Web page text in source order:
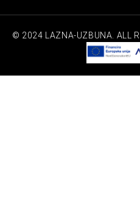
© 2024 LAZNA-UZBUNA. ALL